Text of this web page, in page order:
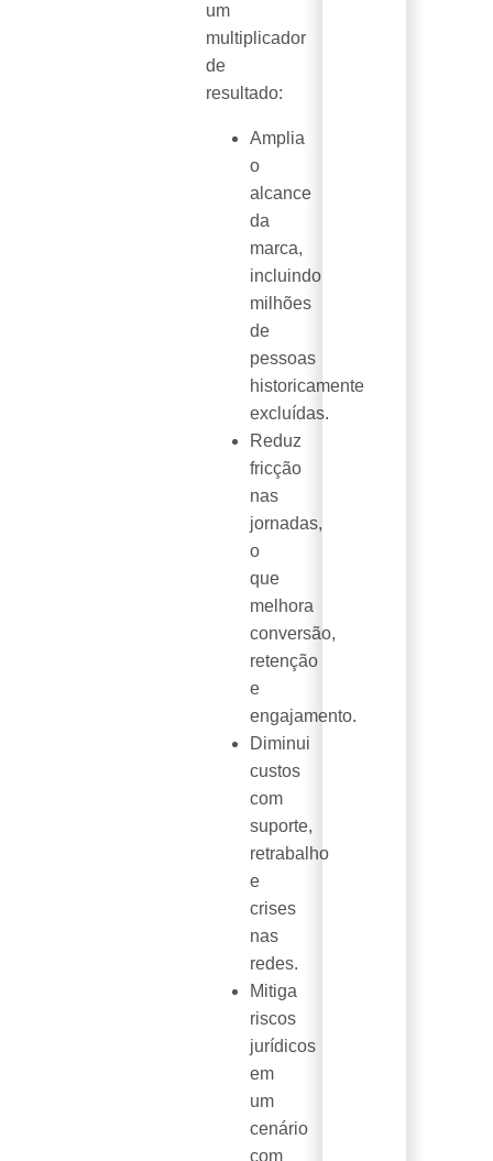
um
multiplicador
de
resultado:
Amplia
o
alcance
da
marca,
incluindo
milhões
de
pessoas
historicamente
excluídas.
Reduz
fricção
nas
jornadas,
o
que
melhora
conversão,
retenção
e
engajamento.
Diminui
custos
com
suporte,
retrabalho
e
crises
nas
redes.
Mitiga
riscos
jurídicos
em
um
cenário
com